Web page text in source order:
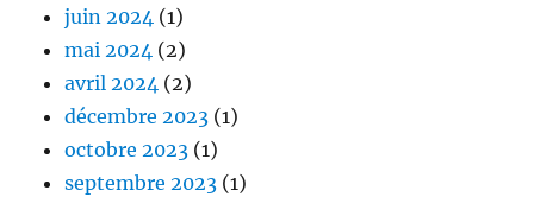
juin 2024 (1)
mai 2024 (2)
avril 2024 (2)
décembre 2023 (1)
octobre 2023 (1)
septembre 2023 (1)